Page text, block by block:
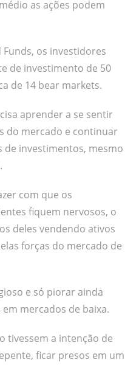
as ações podem
os investidores
de investimento de 50
de 14 bear markets.
aprender a se sentir
do mercado e continuar
de investimentos, mesmo
com que os
fiquem nervosos, o
deles vendendo ativos
forças do mercado de
e só piorar ainda
mercados de baixa.
tivessem a intenção de
ficar presos em um